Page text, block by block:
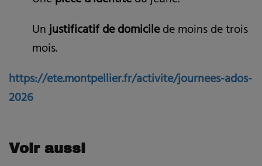
Unjustificatif de domicilede moins de trois
mois.
https://ete.montpellier.fr/activite/journees-ados-
2026
Voir aussi